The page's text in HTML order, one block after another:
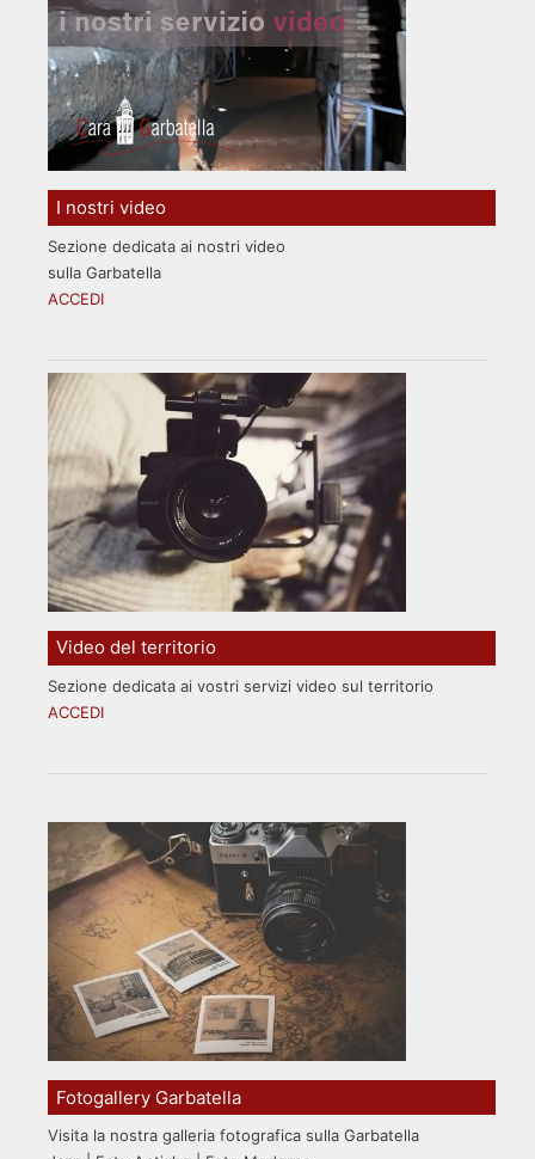
I nostri video
Sezione dedicata ai nostri video
sulla Garbatella
ACCEDI
Video del territorio
Sezione dedicata ai vostri servizi video sul territorio
ACCEDI
Fotogallery Garbatella
Visita la nostra galleria fotografica sulla Garbatella